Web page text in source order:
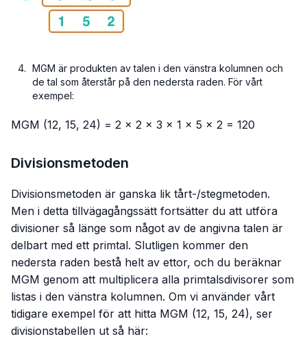
MGM är produkten av talen i den vänstra kolumnen och
de tal som återstår på den nedersta raden. För vårt
exempel:
MGM (12, 15, 24) = 2 × 2 × 3 × 1 × 5 × 2 = 120
Divisionsmetoden
Divisionsmetoden är ganska lik tårt-/stegmetoden.
Men i detta tillvägagångssätt fortsätter du att utföra
divisioner så länge som något av de angivna talen är
delbart med ett primtal. Slutligen kommer den
nedersta raden bestå helt av ettor, och du beräknar
MGM genom att multiplicera alla primtalsdivisorer som
listas i den vänstra kolumnen. Om vi använder vårt
tidigare exempel för att hitta MGM (12, 15, 24), ser
divisionstabellen ut så här: